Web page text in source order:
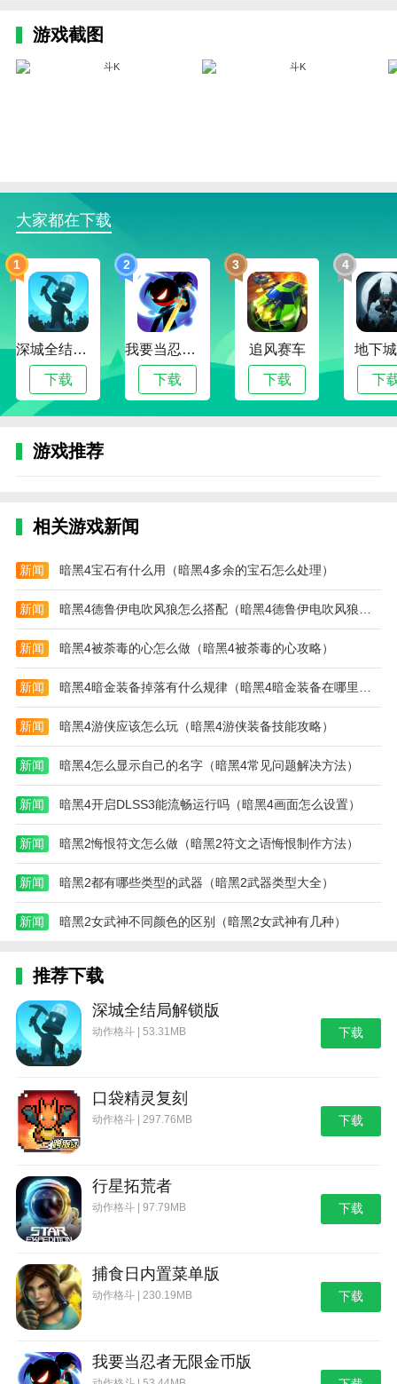
讯必备软件
3.根据个股数据的相关性匹配个股，快速命中受事件影
1.此外，平台还提供了很多股票技术培训的教学知识。
2.它不是股票交易的模拟软件，而是股票技术分析的高
效强化训练工具。
更新日志
1.bug修复
2.改善用户体验
热门搜索: 世界末日生存游戏攻略破解版(世界末日生存破解版最新
版无限金币下载)
模拟冒险角色游戏攻略(冒险世界手游人物攻略)
野外生存的世界游戏攻略综合篇(模拟野外生存游戏大全)
游戏截图
大家都在下载
1
深城全结局解锁版
下载
2
我要当忍者无限金币版
下载
3
追风赛车
下载
4
地下
下
游戏推荐
相关游戏新闻
新闻 暗黑4宝石有什么用（暗黑4多余的宝石怎么处理）
新闻 暗黑4德鲁伊电吹风狼怎么搭配（暗黑4德鲁伊电吹风狼怎么玩）
新闻 暗黑4被荼毒的心怎么做（暗黑4被荼毒的心攻略）
新闻
新闻 暗黑4游侠应该怎么玩（暗黑4游侠装备技能攻略）
新闻 暗黑4怎么显示自己的名字（暗黑4常见问题解决方法）
新闻 暗黑4开启DLSS3能流畅运行吗（暗黑4画面怎么设置）
新闻 暗黑2悔恨符文怎么做（暗黑2符文之语悔恨制作方法）
新闻 暗黑2都有哪些类型的武器（暗黑2武器类型大全）
新闻 暗黑2女武神不同颜色的区别（暗黑2女武神有几种）
推荐下载
深城全结局解锁版
动作格斗 | 53.31MB 下载
口袋精灵复刻
动作格斗 | 297.76MB 下载
行星拓荒者
动作格斗 | 97.79MB 下载
捕食日内置菜单版
动作格斗 | 230.19MB 下载
我要当忍者无限金币版